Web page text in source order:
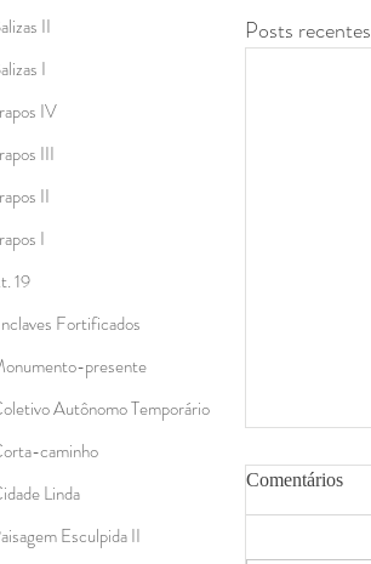
Posts recentes
Comentários
II
I
IV
III
II
I
19
Fortificados
presente
Autônomo Temporário
caminho
Linda
Esculpida II